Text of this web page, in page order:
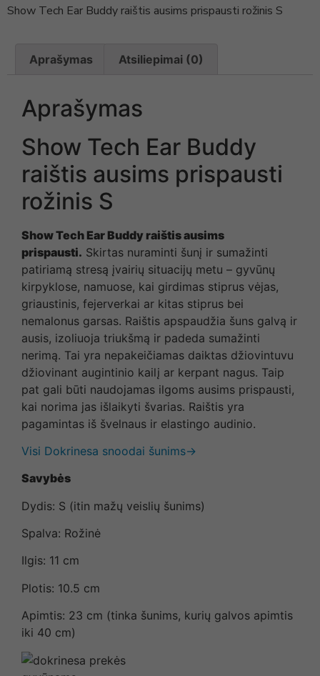
Show Tech Ear Buddy raištis ausims prispausti rožinis S
Aprašymas Atsiliepimai (0)
Aprašymas
Show Tech Ear Buddy
raištis ausims prispausti
rožinis S
Show Tech Ear Buddy raištis ausims
prispausti. Skirtas nuraminti šunį ir sumažinti
patiriamą stresą įvairių situacijų metu – gyvūnų
kirpyklose, namuose, kai girdimas stiprus vėjas,
griaustinis, fejerverkai ar kitas stiprus bei
nemalonus garsas. Raištis apspaudžia šuns galvą ir
ausis, izoliuoja triukšmą ir padeda sumažinti
nerimą. Tai yra nepakeičiamas daiktas džiovintuvu
džiovinant augintinio kailį ar kerpant nagus. Taip
pat gali būti naudojamas ilgoms ausims prispausti,
kai norima jas išlaikyti švarias. Raištis yra
pagamintas iš švelnaus ir elastingo audinio.
Visi Dokrinesa snoodai šunims→
Savybės
Dydis: S (itin mažų veislių šunims)
Spalva: Rožinė
Ilgis: 11 cm
Plotis: 10.5 cm
Apimtis: 23 cm (tinka šunims, kurių galvos apimtis
iki 40 cm)